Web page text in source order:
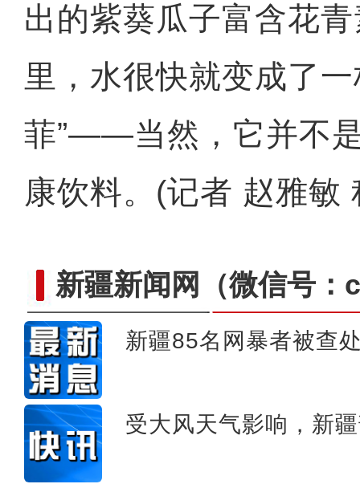
出的紫葵瓜子富含花
里，水很快就变成了一
菲”——当然，它并不
康饮料。(记者 赵雅敏
新疆新闻网 （微信号
新疆85名网暴者被查
受大风天气影响，新
【铸牢共同体 中华一家亲